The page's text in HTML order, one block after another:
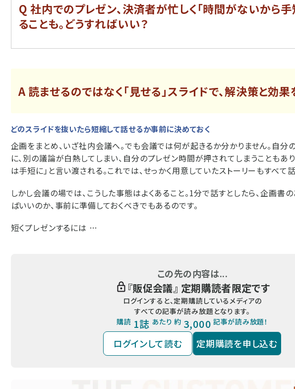
Q 社内でのプレゼン、決済者が忙しく「時間がないから手
ることも。どうすればいい？
A 読ませるのではなく「見せる」スライドで、解決策と効果
どのスライドを抜いたら短縮して話せるか事前に決めておく
企画をまとめ、いざ社内会議へ。でも会議では何が起きるか分かりません。自分
に、別の議論が白熱してしまい、自分のプレゼン時間が押されてしまうこともあり
は手短に」と言い渡される。これでは、せっかく用意していたストーリーもすべて
しかし会議の場では、こうした事態はよくあること。1分で話すとしたら、企画書
ばいいのか、事前に準備しておくべきでもあるのです。
短くプレゼンするには …
この先の内容は...
『販促会議』 定期購読者限定です
ログインすると、定期購読しているメディアの
すべての記事が読み放題となります。
購読 1誌 あたり 約 3,000 記事が読み放題！
ログインして読む 定期購読を申し込む